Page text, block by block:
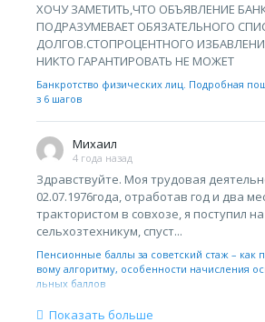
ХОЧУ ЗАМЕТИТЬ,ЧТО ОБЪЯВЛЕНИЕ
ПОДРАЗУМЕВАЕТ ОБЯЗАТЕЛЬНОГО
ДОЛГОВ.СТОПРОЦЕНТНОГО
НИКТО ГАРАНТИРОВАТЬ НЕ МОЖЕТ
Банкротство физических лиц. Подробная
з 6 шагов
Михаил
4 года назад
Здравствуйте. Моя трудовая
02.07.1976года, отработав год и два
трактористом в совхозе, я поступил
сельхозтехникум, спуст...
Пенсионные баллы за советский стаж – как
вому алгоритму, особенности начисления
льных баллов
Показать больше